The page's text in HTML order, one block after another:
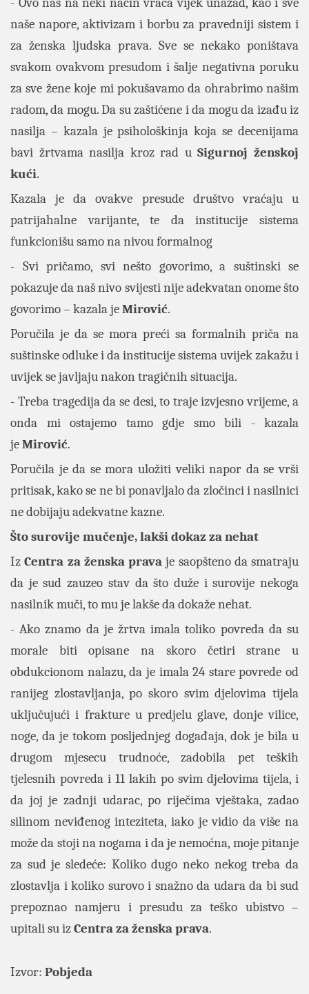
naše napore, aktivizam i borbu za pravedniji sistem i
za ženska ljudska prava. Sve se nekako poništava
svakom ovakvom presudom i šalje negativna poruku
za sve žene koje mi pokušavamo da ohrabrimo našim
radom, da mogu. Da su zaštićene i da mogu da izađu iz
nasilja – kazala je psihološkinja koja se decenijama
bavi žrtvama nasilja kroz rad uSigurnoj ženskoj
kući.
Kazala je da ovakve presude društvo vraćaju u
patrijahalne varijante, te da institucije sistema
funkcionišu samo na nivou formalnog
- Svi pričamo, svi nešto govorimo, a suštinski se
pokazuje da naš nivo svijesti nije adekvatan onome što
govorimo – kazala jeMirović.
Poručila je da se mora preći sa formalnih priča na
suštinske odluke i da institucije sistema uvijek zakažu i
uvijek se javljaju nakon tragičnih situacija.
- Treba tragedija da se desi, to traje izvjesno vrijeme, a
onda mi ostajemo tamo gdje smo bili - kazala
jeMirović.
Poručila je da se mora uložiti veliki napor da se vrši
pritisak, kako se ne bi ponavljalo da zločinci i nasilnici
ne dobijaju adekvatne kazne.
Što surovije mučenje, lakši dokaz za nehat
IzCentra za ženska prava je saopšteno da smatraju
da je sud zauzeo stav da što duže i surovije nekoga
nasilnik muči, to mu je lakše da dokaže nehat.
- Ako znamo da je žrtva imala toliko povreda da su
morale biti opisane na skoro četiri strane u
obdukcionom nalazu, da je imala 24 stare povrede od
ranijeg zlostavljanja, po skoro svim djelovima tijela
uključujući i frakture u predjelu glave, donje vilice,
noge, da je tokom posljednjeg događaja, dok je bila u
drugom mjesecu trudnoće, zadobila pet teških
tjelesnih povreda i 11 lakih po svim djelovima tijela, i
da joj je zadnji udarac, po riječima vještaka, zadao
silinom neviđenog inteziteta, iako je vidio da više na
može da stoji na nogama i da je nemoćna, moje pitanje
za sud je sledeće: Koliko dugo neko nekog treba da
zlostavlja i koliko surovo i snažno da udara da bi sud
prepoznao namjeru i presudu za teško ubistvo –
upitali su izCentra za ženska prava.
Izvor: Pobjeda